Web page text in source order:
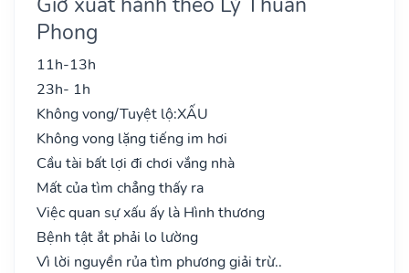
Phong
11h-13h
23h- 1h
Không vong/Tuyệt lộ:XẤU
Không vong lặng tiếng im hơi
Cầu tài bất lợi đi chơi vắng nhà
Mất của tìm chẳng thấy ra
Việc quan sự xấu ấy là Hình thương
Bệnh tật ắt phải lo lường
Vì lời nguyền rủa tìm phương giải trừ..